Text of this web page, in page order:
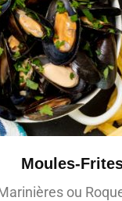
Moules-
ou